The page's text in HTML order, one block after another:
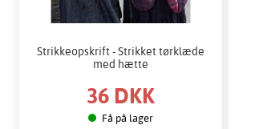
Strikkeopskrift - Strikket tørklæde
med hætte
36 DKK
Få på lager